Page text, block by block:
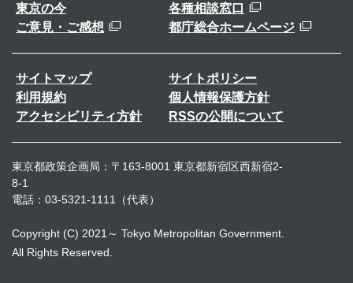
東京の今
各種相談窓口
ご意見・ご感想
都庁総合ホームページ
サイトマップ
サイトポリシー
利用規約
個人情報保護方針
アクセシビリティ方針
RSSの公開について
東京都政策企画局：〒163-8001 東京都新宿区西新宿2-
8-1
電話：03-5321-1111（代表）
Copyright (C) 2021～ Tokyo Metropolitan Government.
All Rights Reserved.